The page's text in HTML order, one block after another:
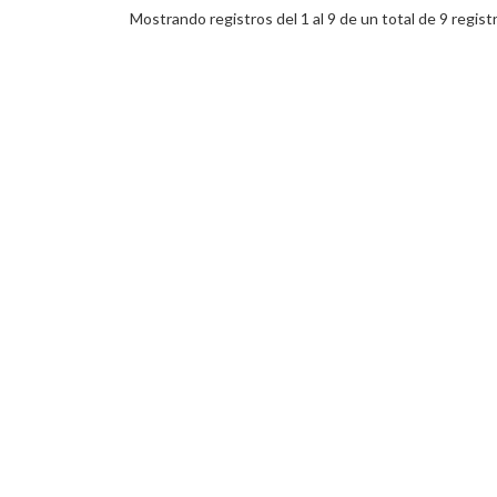
Mostrando registros del 1 al 9 de un total de 9